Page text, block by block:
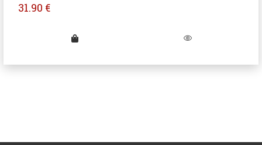
31.90 €